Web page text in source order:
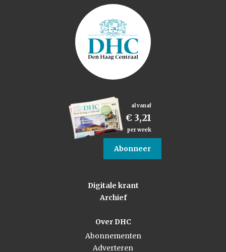
al vanaf
€ 3,21
per week
Abonneer
Digitale krant
Archief
Over DHC
Abonnementen
Adverteren